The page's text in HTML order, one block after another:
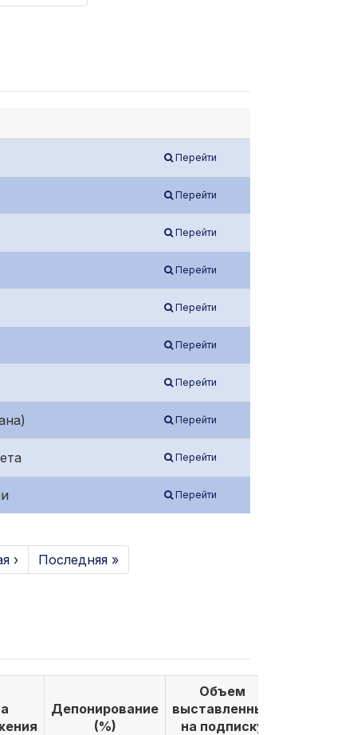
Перейти
Перейти
Перейти
Перейти
Перейти
Перейти
Перейти
Перейти
Перейти
Перейти
› Последняя »
Депонирование
(%)
Объем
выставленных
на подписку